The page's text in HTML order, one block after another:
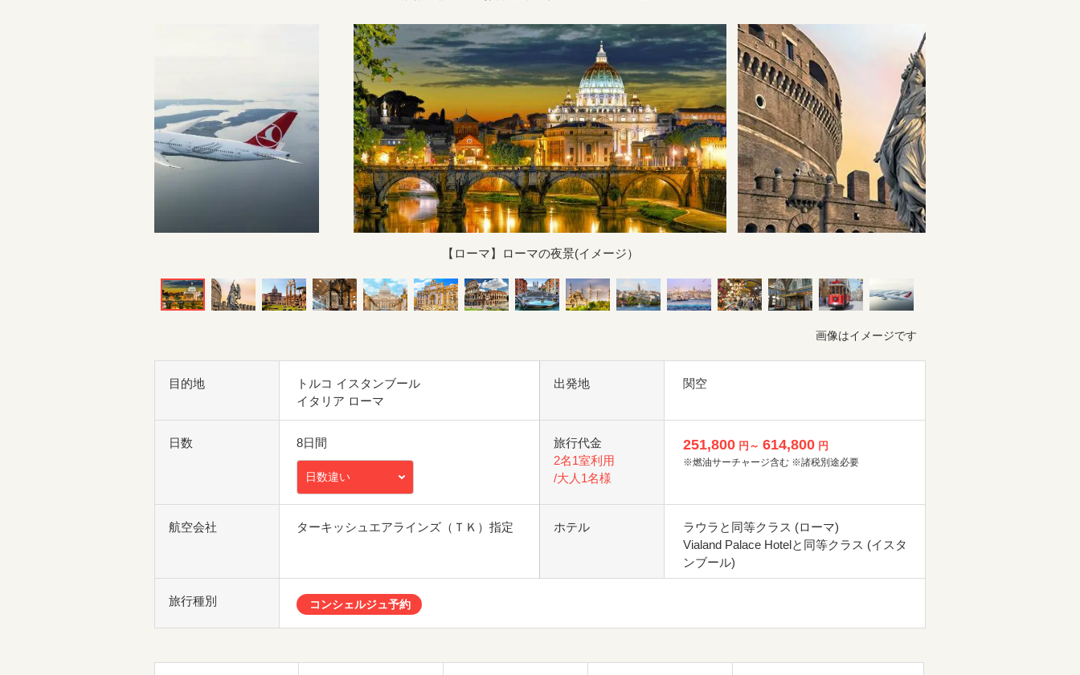
【ローマ】ローマの夜景(イメージ）
画像はイメージです
目的地
トルコ イスタンブール
イタリア ローマ
出発地 関空
日数 8日間
日数違い
旅行代金
2名1室利用
/大人1名様
251,800 円～ 614,800 円
※燃油サーチャージ含む ※諸税別途必要
航空会社 ターキッシュエアラインズ（ＴＫ）指定 ホテル
ラウラと同等クラス (ローマ)
Vialand Palace Hotelと同等クラス (イスタ
ンブール)
旅行種別 コンシェルジュ予約